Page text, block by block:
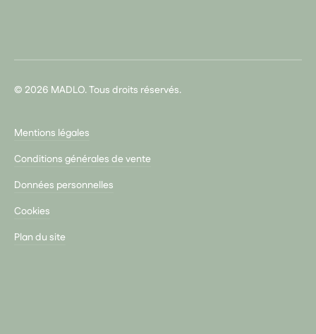
© 2026 MADLO. Tous droits réservés.
Mentions légales
Conditions générales de vente
Données personnelles
Cookies
Plan du site